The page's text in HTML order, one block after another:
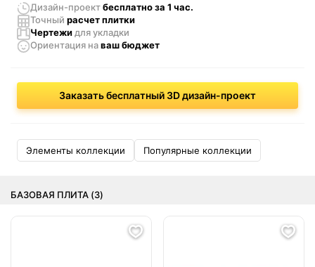
Дизайн-проектбесплатно за 1 час.
Точный расчет плитки
Чертежи для укладки
Ориентация наваш бюджет
Заказать бесплатный 3D дизайн-проект
Элементы коллекции Популярные коллекции
БАЗОВАЯ ПЛИТА (3)